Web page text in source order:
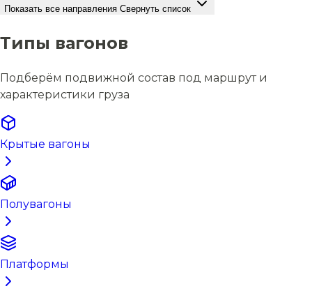
Показать все направления Свернуть список
Типы вагонов
Подберём подвижной состав под маршрут и
характеристики груза
Крытые вагоны
Полувагоны
Платформы